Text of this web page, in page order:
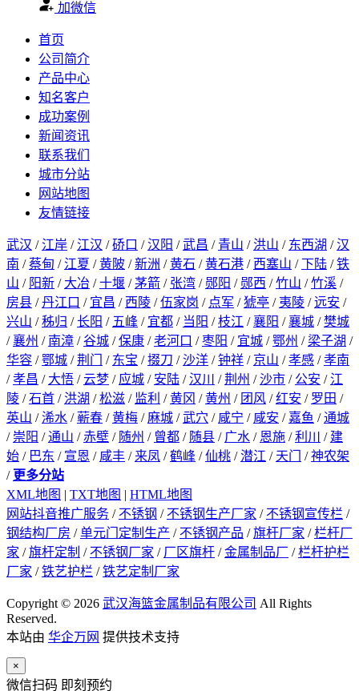
加微信
首页
公司简介
产品中心
知名客户
成功案例
新闻资讯
联系我们
城市分站
网站地图
友情链接
武汉 / 江岸 / 江汉 /硚口 /汉阳 /武昌 / 青山 / 洪山 / 东西湖 /汉
南 /蔡甸 / 江夏 /黄陂 /新洲 /黄石 /黄石港 / 西塞山 /下陆 /铁
山 / 阳新 / 大冶 /十堰 /茅箭 / 张湾 / 郧阳 / 郧西 /竹山 /竹溪 /
房县 /丹江口 / 宜昌 / 西陵 /伍家岗 / 点军 /猇亭 / 夷陵 /远安 /
兴山 /秭归 /长阳 / 五峰 / 宜都 / 当阳 /枝江 /襄阳 /襄城 /樊城
/襄州 / 南漳 /谷城 /保康 /老河口 /枣阳 / 宜城 /鄂州 / 梁子湖 /
华容 /鄂城 /荆门 / 东宝 /掇刀 /沙洋 /钟祥 / 京山 /孝感 /孝南
/孝昌 / 大悟 /云梦 / 应城 / 安陆 /汉川 /荆州 /沙市 / 公安 / 江
陵 /石首 / 洪湖 /松滋 / 监利 /黄冈 /黄州 / 团风 /红安 / 罗田 /
英山 /浠水 /蕲春 /黄梅 / 麻城 /武穴 / 咸宁 / 咸安 / 嘉鱼 /通城
/ 崇阳 /通山 /赤壁 / 随州 / 曾都 / 随县 / 广水 / 恩施 /利川 / 建
始 / 巴东 / 宣恩 / 咸丰 / 来凤 /鹤峰 /仙桃 /潜江 / 天门 /神农架
/ 更多分站
XML地图 | TXT地图 | HTML地图
网站抖音推广服务 / 不锈钢 / 不锈钢生产厂家 / 不锈钢宣传栏 /
钢结构厂房 /单元门定制生产 / 不锈钢产品 /旗杆厂家 /栏杆厂
家 /旗杆定制 / 不锈钢厂家 / 厂区旗杆 /金属制品厂 /栏杆护栏
厂家 /铁艺护栏 /铁艺定制厂家
Copyright © 2026 武汉海篮金属制品有限公司 All Rights
Reserved.
本站由 华企万网 提供技术支持
×
微信扫码 即刻预约